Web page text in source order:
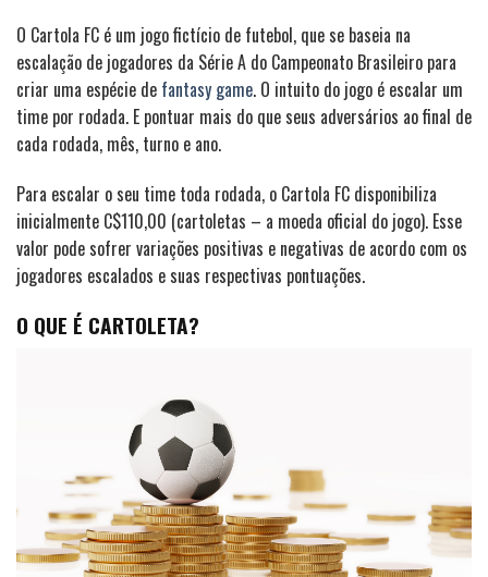
O Cartola FC é um jogo fictício de futebol, que se baseia na
escalação de jogadores da Série A do Campeonato Brasileiro para
criar uma espécie de fantasy game. O intuito do jogo é escalar um
time por rodada. E pontuar mais do que seus adversários ao final de
cada rodada, mês, turno e ano.
Para escalar o seu time toda rodada, o Cartola FC disponibiliza
inicialmente C$110,00 (cartoletas – a moeda oficial do jogo). Esse
valor pode sofrer variações positivas e negativas de acordo com os
jogadores escalados e suas respectivas pontuações.
O QUE É CARTOLETA?